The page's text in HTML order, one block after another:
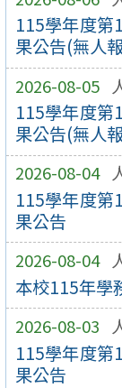
115學年度第
果公告(無人
2026-08-05
115學年度第
果公告(無人
2026-08-04
115學年度第
果公告
2026-08-04
本校115年學
2026-08-03
115學年度第
果公告